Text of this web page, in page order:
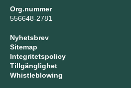
Org.nummer
556648-2781
Nyhetsbrev
Sitemap
Integritetspolicy
Tillgänglighet
Whistleblowing